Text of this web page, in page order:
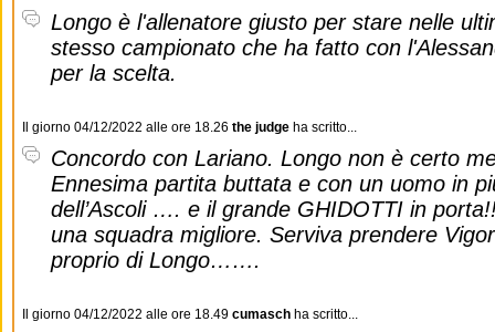
Longo è l'allenatore giusto per stare nelle
stesso campionato che ha fatto con
per la scelta.
Il giorno 04/12/2022 alle ore 18.26 the judge ha scritto...
Concordo con Lariano. Longo non è certo
Ennesima partita buttata e con un uomo in
dell’Ascoli …. e il grande GHIDOTTI in
una squadra migliore. Serviva prendere
proprio di Longo…….
Il giorno 04/12/2022 alle ore 18.49 cumasch ha scritto...